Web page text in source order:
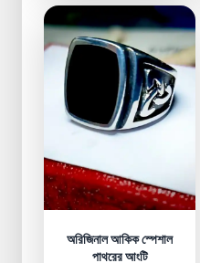
অরিজিনাল আকিক স্পেশাল
পাথরের আংটি